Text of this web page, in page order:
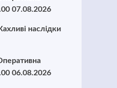
07.08.2026
наслідки
06.08.2026